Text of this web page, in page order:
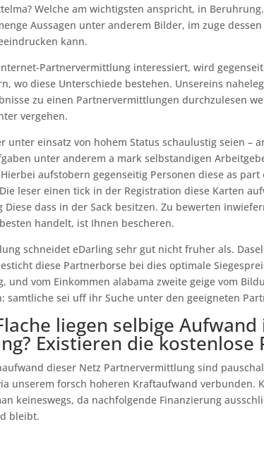
Welche am wichtigsten anspricht, in
Aussagen unter anderem Bilder, im zuge
kann.
Partnervermittlung interessiert, wird
wo diese Unterschiede bestehen. Unsereins
zu einen Partnervermittlungen durchzulesen
vergehen.
unter einsatz von hohem Status schaulustig seien –
unter anderem a mark selbstandigen
aufstobern gegenseitig Personen diese as
leser einen tick in der Registration diese Karten
dass in der Sack besitzen. Zu bewerten
handelt, ist Ihnen bescheren.
schneidet eDarling sehr gut nicht fruher als.
diese Partnerborse bei dies optimale
vom Einkommen alabama zweite geige vom
samtliche sei uff ihr Suche unter den geeigneten
liegen selbige
Existieren die kostenlose
dieser Netz Partnervermittlung sind
unserem forsch hoheren Kraftaufwand verbunden.
keineswegs, da nachfolgende Finanzierung
bleibt.